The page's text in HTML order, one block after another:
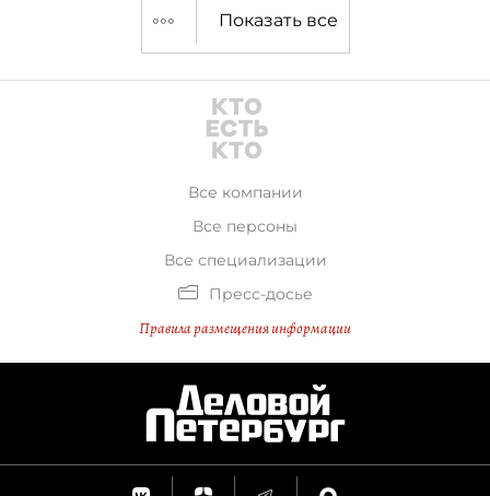
Показать все
Все компании
Все персоны
Все специализации
Пресс-досье
Правила размещения информации